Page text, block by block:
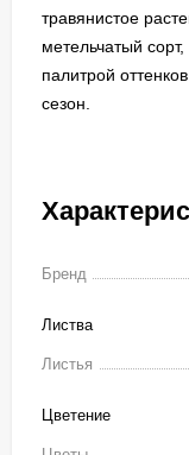
травянистое
метельчатый
палитрой
сезон.
Бренд
Листва
Листья
Цветение